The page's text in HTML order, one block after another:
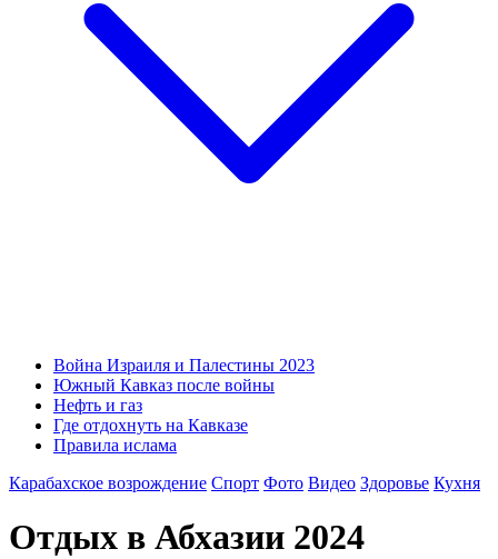
Война Израиля и Палестины 2023
Южный Кавказ после войны
Нефть и газ
Где отдохнуть на Кавказе
Правила ислама
Карабахское возрождение Спорт Фото Видео Здоровье Кухня
Отдых в Абхазии 2024